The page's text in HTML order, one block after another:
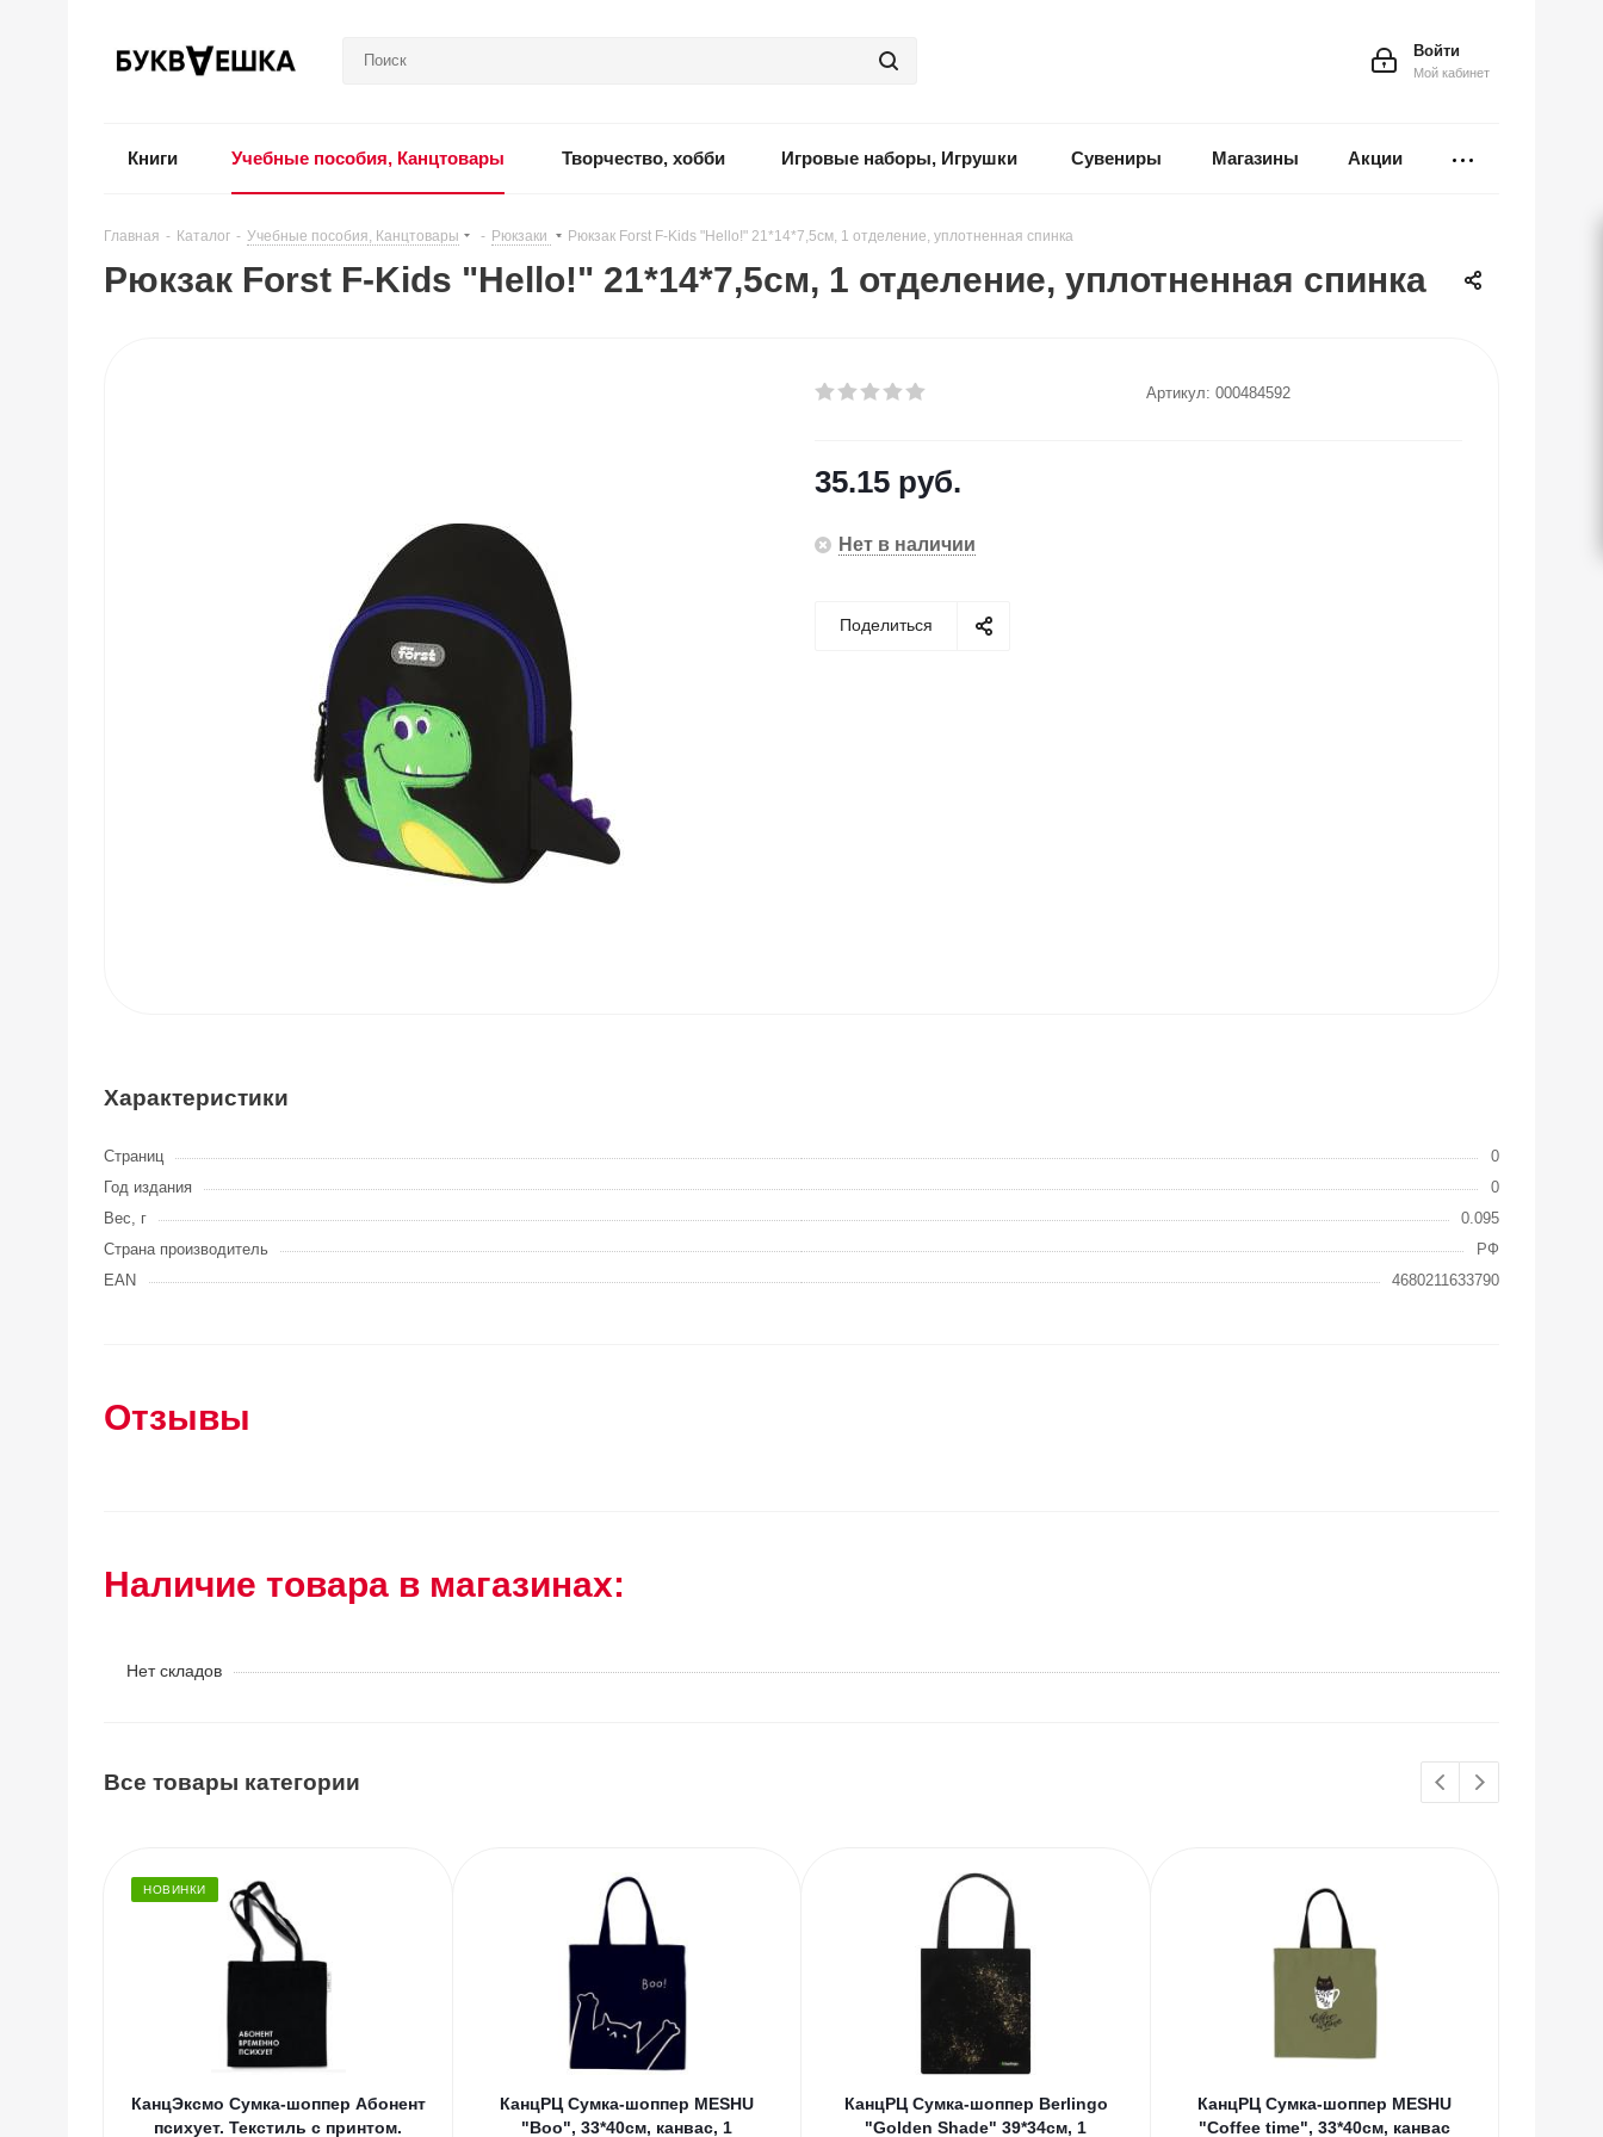
Войти
Мой кабинет
Книги Учебные пособия, Канцтовары Творчество, хобби Игровые наборы, Игрушки Сувениры Магазины Акции
Главная - Каталог - Учебные пособия, Канцтовары - Рюкзаки - Рюкзак Forst F-Kids "Hello!" 21*14*7,5см, 1 отделение, уплотненная спинка
Рюкзак Forst F-Kids "Hello!" 21*14*7,5см, 1 отделение, уплотненная спинка
Артикул: 000484592
35.15 руб.
Нет в наличии
Поделиться
Характеристики
Страниц
0
Год издания
0
Вес, г
0.095
Страна производитель
РФ
EAN
4680211633790
Отзывы
Наличие товара в магазинах:
Нет складов
Все товары категории
НОВИНКИ
КанцЭксмо Сумка-шоппер Абонент
психует. Текстиль с принтом.
КанцРЦ Сумка-шоппер MESHU
"Boo", 33*40см, канвас, 1
КанцРЦ Сумка-шоппер Berlingo
"Golden Shade" 39*34см, 1
КанцРЦ Сумка-шоппер MESHU
"Coffee time", 33*40см, канвас